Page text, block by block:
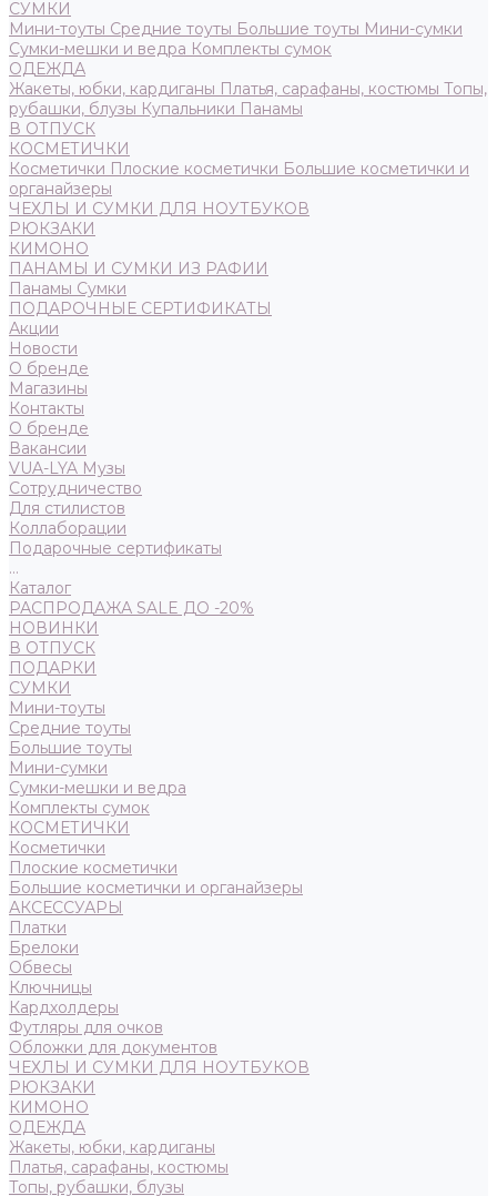
СУМКИ
Мини-тоуты Средние тоуты Большие тоуты Мини-сумки
Сумки-мешки и ведра Комплекты сумок
ОДЕЖДА
Жакеты, юбки, кардиганы Платья, сарафаны, костюмы Топы,
рубашки, блузы Купальники Панамы
В ОТПУСК
КОСМЕТИЧКИ
Косметички Плоские косметички Большие косметички и
органайзеры
ЧЕХЛЫ И СУМКИ ДЛЯ НОУТБУКОВ
РЮКЗАКИ
КИМОНО
ПАНАМЫ И СУМКИ ИЗ РАФИИ
Панамы Сумки
ПОДАРОЧНЫЕ СЕРТИФИКАТЫ
Акции
Новости
О бренде
Магазины
Контакты
О бренде
Вакансии
VUA-LYA Музы
Сотрудничество
Для стилистов
Коллаборации
Подарочные сертификаты
...
Каталог
РАСПРОДАЖА SALE ДО -20%
НОВИНКИ
В ОТПУСК
ПОДАРКИ
СУМКИ
Мини-тоуты
Средние тоуты
Большие тоуты
Мини-сумки
Сумки-мешки и ведра
Комплекты сумок
КОСМЕТИЧКИ
Косметички
Плоские косметички
Большие косметички и органайзеры
АКСЕССУАРЫ
Платки
Брелоки
Обвесы
Ключницы
Кардхолдеры
Футляры для очков
Обложки для документов
ЧЕХЛЫ И СУМКИ ДЛЯ НОУТБУКОВ
РЮКЗАКИ
КИМОНО
ОДЕЖДА
Жакеты, юбки, кардиганы
Платья, сарафаны, костюмы
Топы, рубашки, блузы